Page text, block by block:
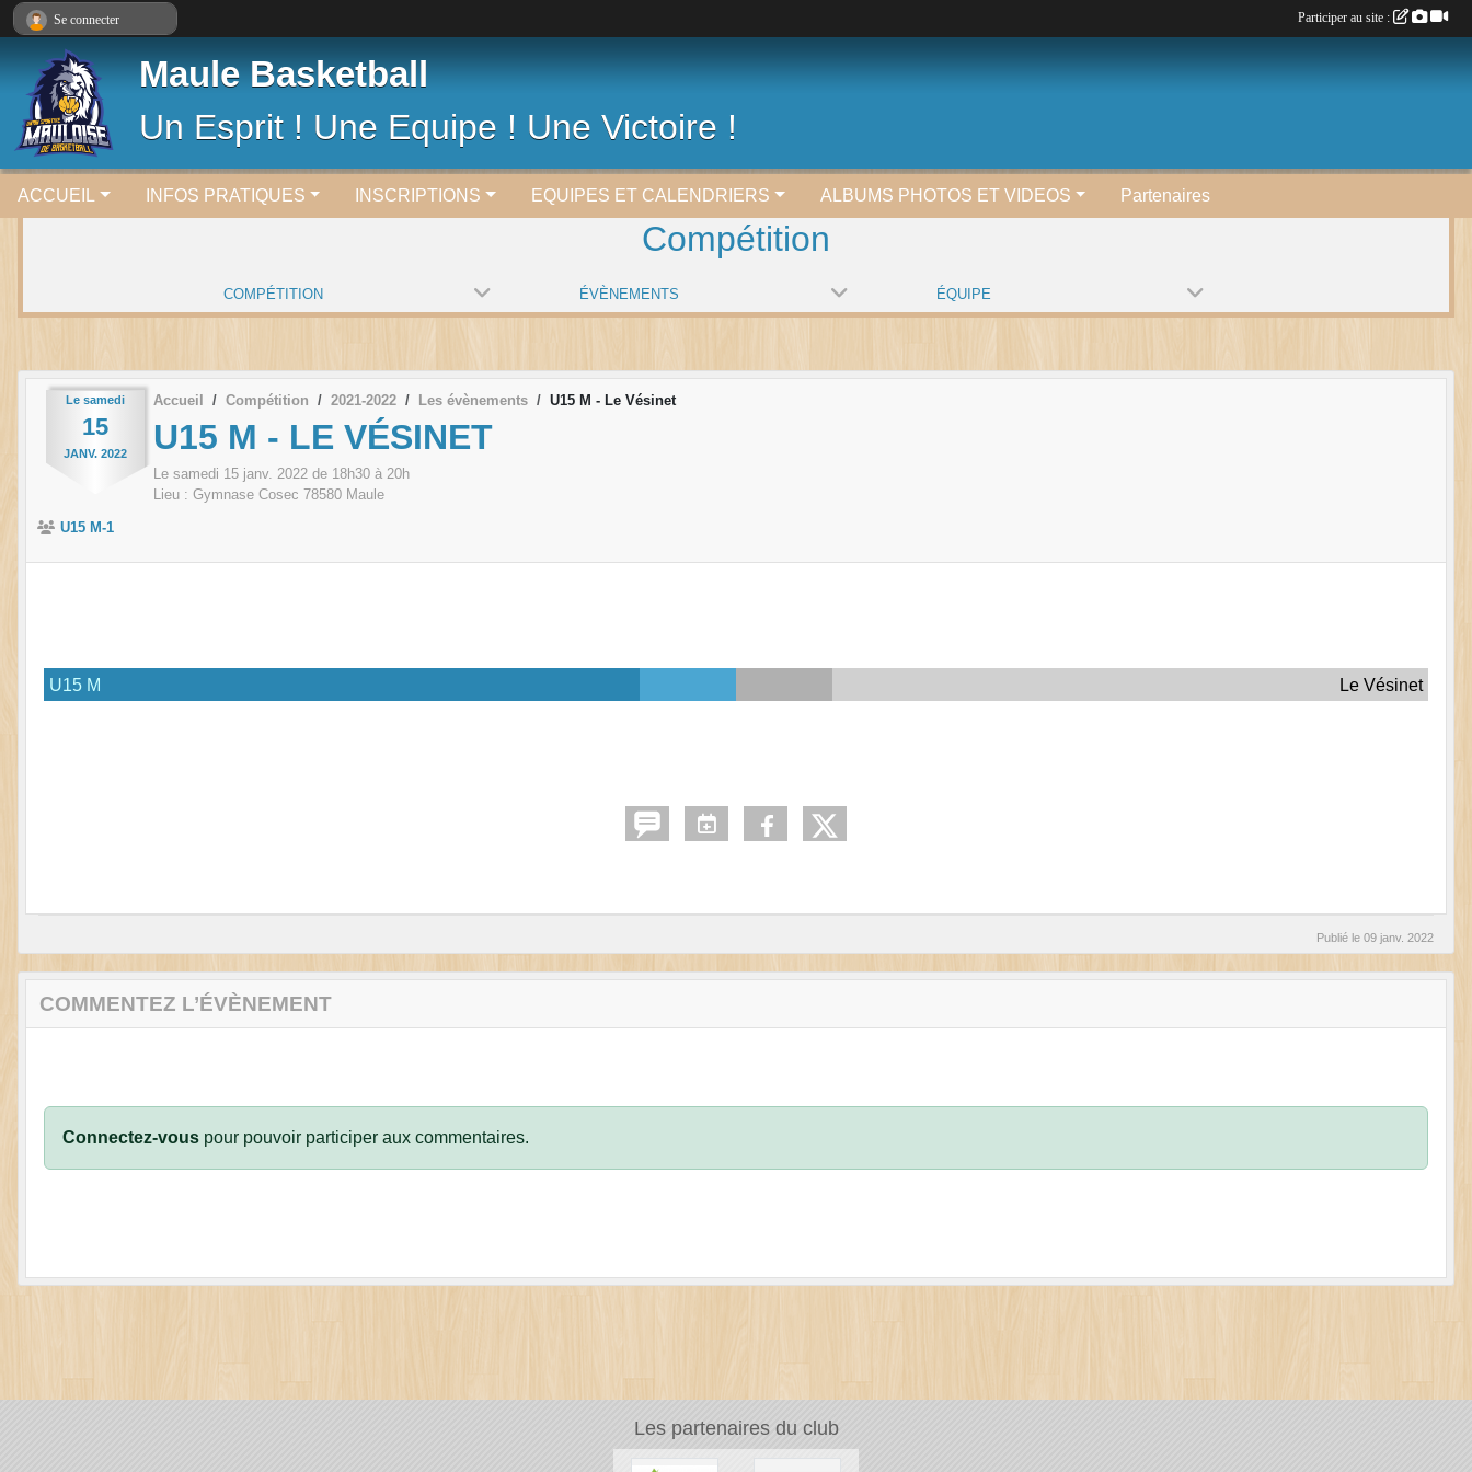
Maule Basketball
Un Esprit ! Une Equipe ! Une Victoire !
ACCUEIL INFOS PRATIQUES INSCRIPTIONS EQUIPES ET CALENDRIERS ALBUMS PHOTOS ET VIDEOS Partenaires
Compétition
COMPÉTITION ÉVÈNEMENTS ÉQUIPE
Le samedi
15
JANV. 2022
Accueil Compétition 2021-2022 Les évènements U15 M - Le Vésinet
U15 M - LE VÉSINET
Le samedi 15 janv. 2022 de 18h30 à 20h
Lieu : Gymnase Cosec 78580 Maule
U15 M-1
U15 M Le Vésinet
Publié le 09 janv. 2022
COMMENTEZ L’ÉVÈNEMENT
Connectez-vous pour pouvoir participer aux commentaires.
Les partenaires du club
Se connecter Participer au site :
Panneau de gestion des cookies